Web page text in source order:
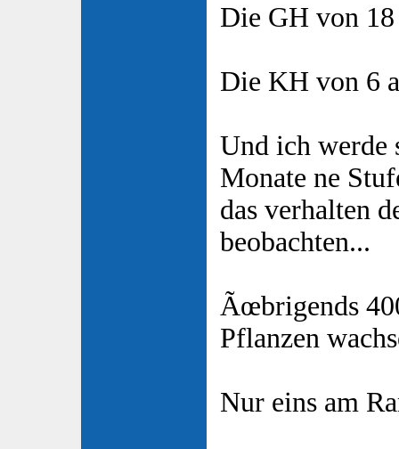
Die GH von
Die KH von 6
Und ich werde
Monate ne
das verhalten
beobachten...
Ãœbrigends
Pflanzen
Nur eins am